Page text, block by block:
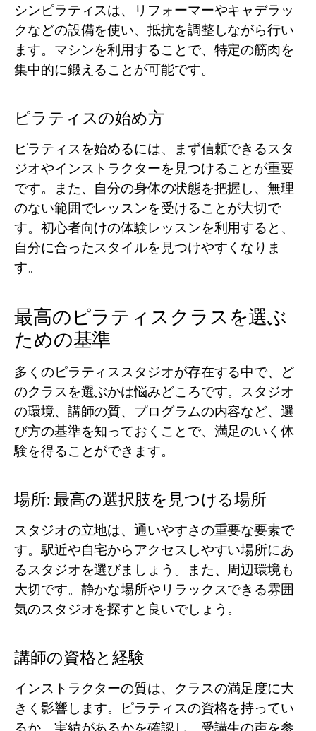
シンピラティスは、リフォーマーやキャデラッ
クなどの設備を使い、抵抗を調整しながら行い
ます。マシンを利用することで、特定の筋肉を
集中的に鍛えることが可能です。
ピラティスの始め方
ピラティスを始めるには、まず信頼できるスタ
ジオやインストラクターを見つけることが重要
です。また、自分の身体の状態を把握し、無理
のない範囲でレッスンを受けることが大切で
す。初心者向けの体験レッスンを利用すると、
自分に合ったスタイルを見つけやすくなりま
す。
最高のピラティスクラスを選ぶ
ための基準
多くのピラティススタジオが存在する中で、ど
のクラスを選ぶかは悩みどころです。スタジオ
の環境、講師の質、プログラムの内容など、選
び方の基準を知っておくことで、満足のいく体
験を得ることができます。
場所: 最高の選択肢を見つける場所
スタジオの立地は、通いやすさの重要な要素で
す。駅近や自宅からアクセスしやすい場所にあ
るスタジオを選びましょう。また、周辺環境も
大切です。静かな場所やリラックスできる雰囲
気のスタジオを探すと良いでしょう。
講師の資格と経験
インストラクターの質は、クラスの満足度に大
きく影響します。ピラティスの資格を持ってい